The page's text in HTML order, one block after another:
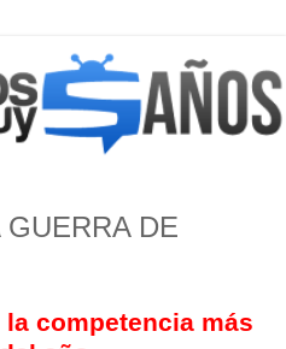
DE
competencia más